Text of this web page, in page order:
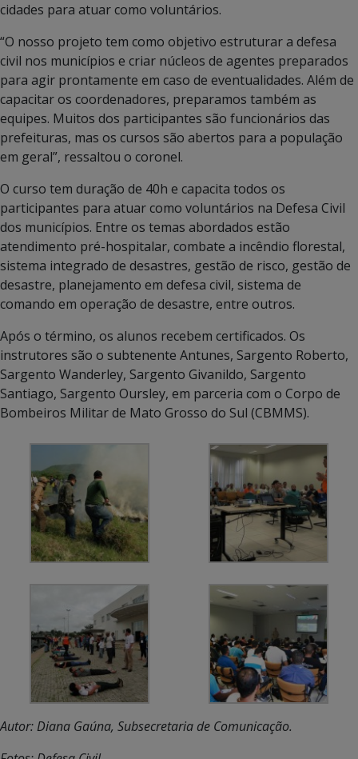
cidades para atuar como voluntários.
“O nosso projeto tem como objetivo estruturar a defesa
civil nos municípios e criar núcleos de agentes preparados
para agir prontamente em caso de eventualidades. Além de
capacitar os coordenadores, preparamos também as
equipes. Muitos dos participantes são funcionários das
prefeituras, mas os cursos são abertos para a população
em geral”, ressaltou o coronel.
O curso tem duração de 40h e capacita todos os
participantes para atuar como voluntários na Defesa Civil
dos municípios. Entre os temas abordados estão
atendimento pré-hospitalar, combate a incêndio florestal,
sistema integrado de desastres, gestão de risco, gestão de
desastre, planejamento em defesa civil, sistema de
comando em operação de desastre, entre outros.
Após o término, os alunos recebem certificados. Os
instrutores são o subtenente Antunes, Sargento Roberto,
Sargento Wanderley, Sargento Givanildo, Sargento
Santiago, Sargento Oursley, em parceria com o Corpo de
Bombeiros Militar de Mato Grosso do Sul (CBMMS).
Autor: Diana Gaúna, Subsecretaria de Comunicação.